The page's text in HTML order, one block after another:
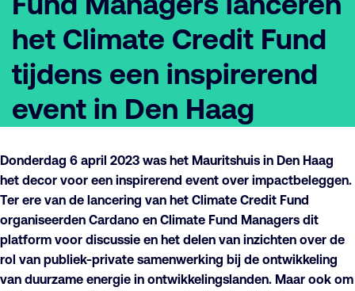
het Climate Credit Fund
tijdens een inspirerend
event in Den Haag
Donderdag 6 april 2023 was het Mauritshuis in Den Haag
het decor voor een inspirerend event over impactbeleggen.
Ter ere van de lancering van het Climate Credit Fund
organiseerden Cardano en Climate Fund Managers dit
platform voor discussie en het delen van inzichten over de
rol van publiek-private samenwerking bij de ontwikkeling
van duurzame energie in ontwikkelingslanden. Maar ook om